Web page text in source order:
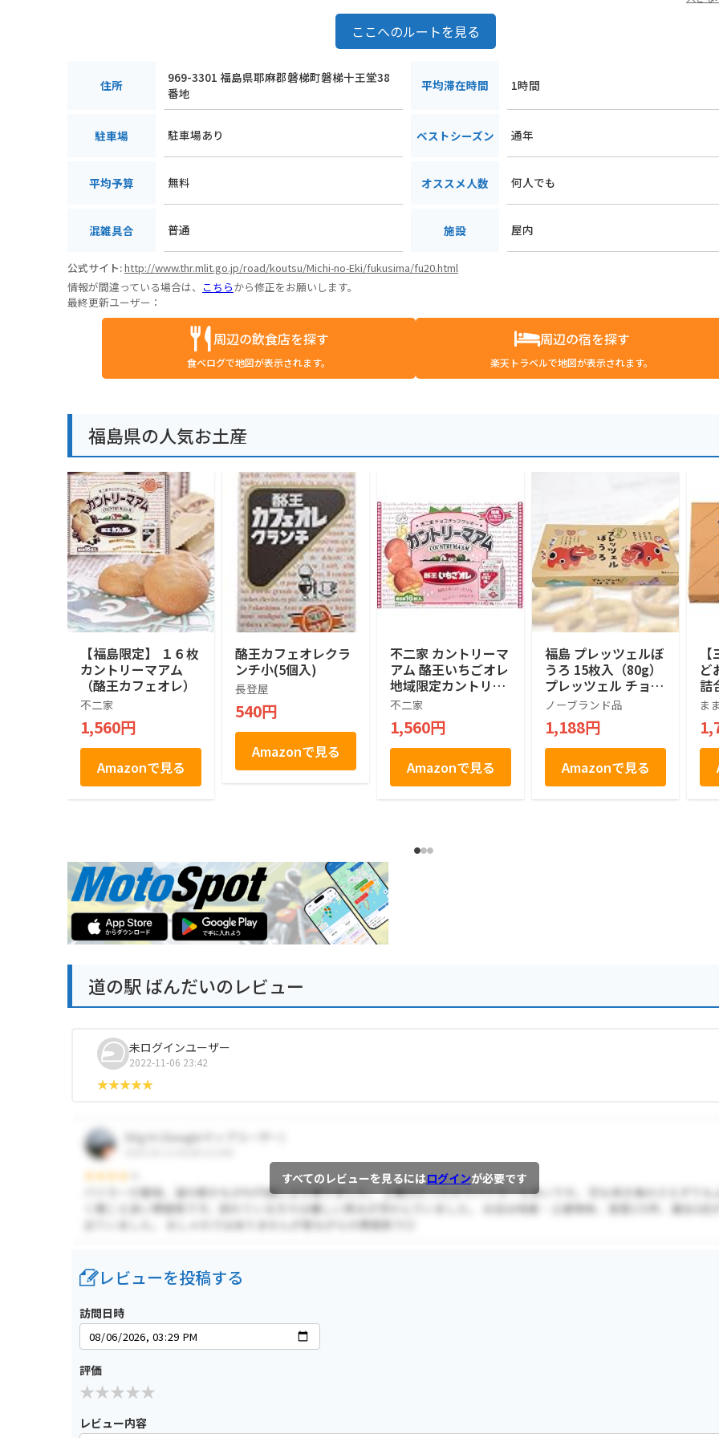
ここへのルートを見る
住所
969-3301 福島県耶麻郡磐梯町磐梯十王堂38
番地
平均滞在時間 1時間
駐車場 駐車場あり ベストシーズン 通年
平均予算 無料 オススメ人数 何人でも
混雑具合 普通 施設 屋内
公式サイト:http://www.thr.mlit.go.jp/road/koutsu/Michi-no-Eki/fukusima/fu20.html
情報が間違っている場合は、 こちらから修正をお願いします。
最終更新ユーザー：
周辺の飲食店を探す
食べログで地図が表示されます。
周辺の宿を探す
楽天トラベルで地図が表示されます。
福島県の人気お土産
【福島限定】 １６枚
カントリーマアム
（酪王カフェオレ）
不二家
1,560円
Amazonで見る
酪王カフェオレクラ
ンチ小(5個入)
長登屋
540円
Amazonで見る
不二家 カントリーマ
アム 酪王いちごオレ
地域限定カントリー
マアム 16個入り 福
島みやげ 長登屋
不二家
1,560円
Amazonで見る
福島 プレッツェルぼ
うろ 15枚入（80g）
プレッツェル チョコ
レート ホワイトチョ
コ チーズ チーズク
リーム スイーツ 個
包装 優雅菓集
ノーブランド品
1,188円
Amazonで見る
ど
詰
ま
道の駅 ばんだいのレビュー
未ログインユーザー
2022-11-06 23:42
すべてのレビューを見るにはログインが必要です
レビューを投稿する
訪問日時
評価
レビュー内容